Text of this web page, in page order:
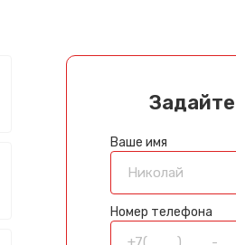
Ваше имя
Номер телефона